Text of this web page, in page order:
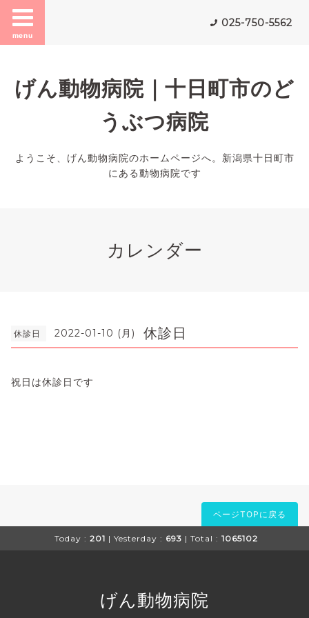
menu
025-750-5562
げん動物病院｜十日町市のど
うぶつ病院
ようこそ、げん動物病院のホームページへ。新潟県十日町市
にある動物病院です
カレンダー
休診日 2022-01-10 (月) 休診日
祝日は休診日です
ページTOPに戻る
Today : 201 | Yesterday : 693 | Total : 1065102
げん動物病院